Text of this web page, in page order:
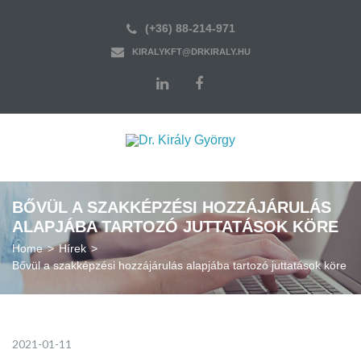
(+36) 88-214-971
KIRALYKFT@DRKIRALY.HU
BŐVÜL A SZAKKÉPZÉSI HOZZÁJÁRULÁS
ALAPJÁBA TARTOZÓ JUTTATÁSOK KÖRE
Home > Hírek >
Bővül a szakképzési hozzájárulás alapjába tartozó juttatások köre
2021-01-11